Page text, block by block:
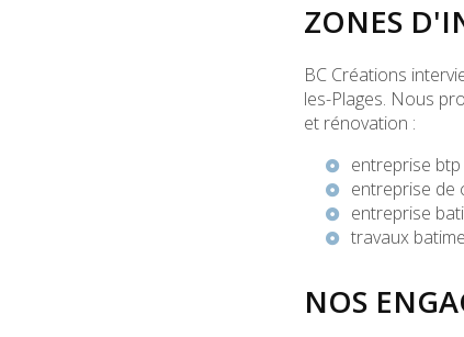
ZONES
BC Créations
les-Plages. Nous
et rénovation :
entreprise
entreprise de
entreprise
travaux
NOS